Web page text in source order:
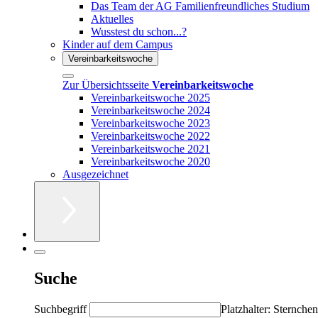
Das Team der AG Familienfreundliches Studium
Aktuelles
Wusstest du schon...?
Kinder auf dem Campus
Vereinbarkeitswoche
Zur Übersichtsseite Vereinbarkeitswoche
Vereinbarkeitswoche 2025
Vereinbarkeitswoche 2024
Vereinbarkeitswoche 2023
Vereinbarkeitswoche 2022
Vereinbarkeitswoche 2021
Vereinbarkeitswoche 2020
Ausgezeichnet
Suche
Suchbegriff Platzhalter: